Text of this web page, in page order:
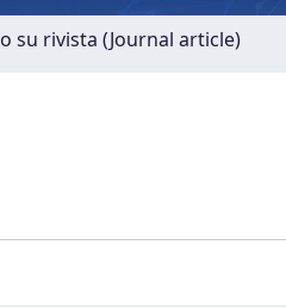
su rivista (Journal article)